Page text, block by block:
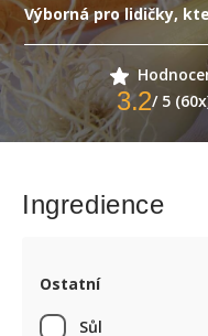
Výborná pro lidičky,
3.2/ 5
Ingredience
Ostatní
Sůl